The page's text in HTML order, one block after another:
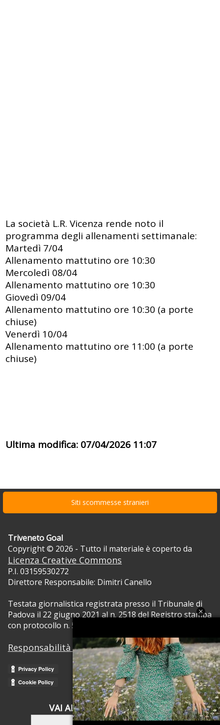
La società L.R. Vicenza rende noto il
programma degli allenamenti settimanale:
Martedì 7/04
Allenamento mattutino ore 10:30
Mercoledì 08/04
Allenamento mattutino ore 10:30
Giovedì 09/04
Allenamento mattutino ore 10:30 (a porte
chiuse)
Venerdì 10/04
Allenamento mattutino ore 11:00 (a porte
chiuse)
Ultima modifica: 07/04/2026 11:07
Siti scommesse stranieri
Triveneto Goal
Copyright © 2026 - Tutto il materiale è coperto da
Licenza Creative Commons
P.I. 03159530272
Direttore Responsabile: Dimitri Canello
Testata giornalistica registrata presso il Tribunale di
Padova il 22 giugno 2021 al n. 2518 del Registro stampa
con protocollo n. 5105/2021 RVG.
Responsabilità dei contenuti
VAI ALLA VERSIONE CLASSICA